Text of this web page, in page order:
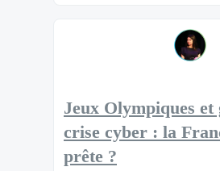
Jeux Olympiques et
crise cyber : la
prête ?